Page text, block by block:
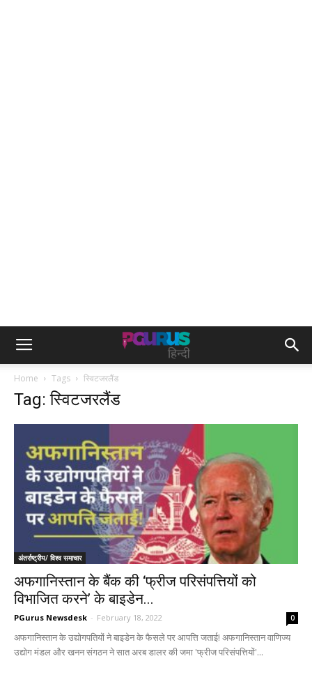
Home Tags स्विटजरलैंड
Tag: स्विटजरलैंड
अंतर्राष्ट्रीय/ विश्व समाचार
अफगानिस्तान के बैंक की ‘फ्रीज परिसंपत्तियों को
विभाजित करने’ के बाइडेन...
PGurus Newsdesk - February 18, 2022 0
अफगानिस्तान के उद्योगपतियों ने बाइडेन के फैसले पर आपत्ति जताई! अफगानिस्तान वाणिज्य
उद्योग मंडल और खनन संगठन ने सात अरब डालर की जमा 'फ्रीज परिसंपत्तियों'...